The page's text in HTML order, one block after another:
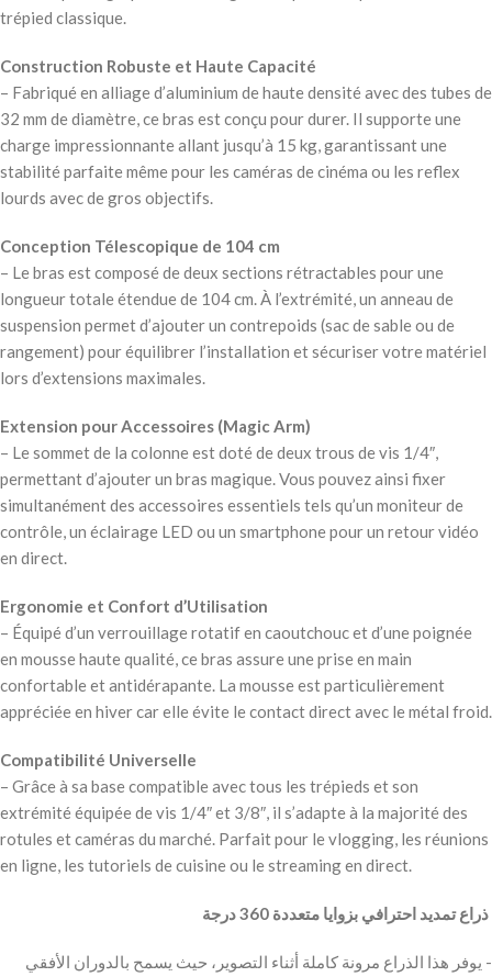
trépied classique.
Construction Robuste et Haute Capacité
– Fabriqué en alliage d’aluminium de haute densité avec des tubes de
32 mm de diamètre, ce bras est conçu pour durer. Il supporte une
charge impressionnante allant jusqu’à 15 kg, garantissant une
stabilité parfaite même pour les caméras de cinéma ou les reflex
lourds avec de gros objectifs.
Conception Télescopique de 104 cm
– Le bras est composé de deux sections rétractables pour une
longueur totale étendue de 104 cm. À l’extrémité, un anneau de
suspension permet d’ajouter un contrepoids (sac de sable ou de
rangement) pour équilibrer l’installation et sécuriser votre matériel
lors d’extensions maximales.
Extension pour Accessoires (Magic Arm)
– Le sommet de la colonne est doté de deux trous de vis 1/4″,
permettant d’ajouter un bras magique. Vous pouvez ainsi fixer
simultanément des accessoires essentiels tels qu’un moniteur de
contrôle, un éclairage LED ou un smartphone pour un retour vidéo
en direct.
Ergonomie et Confort d’Utilisation
– Équipé d’un verrouillage rotatif en caoutchouc et d’une poignée
en mousse haute qualité, ce bras assure une prise en main
confortable et antidérapante. La mousse est particulièrement
appréciée en hiver car elle évite le contact direct avec le métal froid.
Compatibilité Universelle
– Grâce à sa base compatible avec tous les trépieds et son
extrémité équipée de vis 1/4″ et 3/8″, il s’adapte à la majorité des
rotules et caméras du marché. Parfait pour le vlogging, les réunions
en ligne, les tutoriels de cuisine ou le streaming en direct.
‫ ذراع تمديد احترافي بزوايا متعددة 360 درجة
‫- يوفر هذا الذراع مرونة كاملة أثناء التصوير، حيث يسمح بالدوران الأفقي